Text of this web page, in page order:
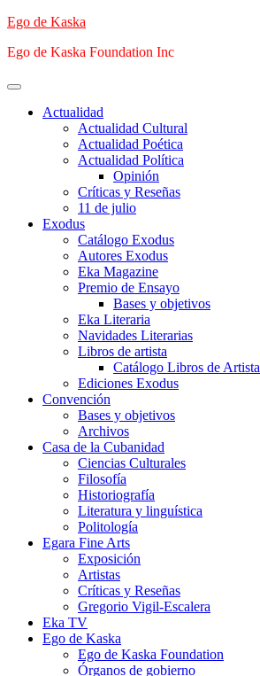
Saltar
contenido
Ego de Kaska
Ego de Kaska Foundation Inc
Menú
principalActualidad
Actualidad Cultural
Actualidad Poética
Actualidad Política
Opinión
Críticas y Reseñas
11 de julio
Exodus
Catálogo Exodus
Autores Exodus
Eka Magazine
Premio de Ensayo
Bases y objetivos
Eka Literaria
Navidades Literarias
Libros de artista
Catálogo Libros de Artista
Ediciones Exodus
Convención
Bases y objetivos
Archivos
Casa de la Cubanidad
Ciencias Culturales
Filosofía
Historiografía
Literatura y linguística
Politología
Egara Fine Arts
Exposición
Artistas
Críticas y Reseñas
Gregorio Vigil-Escalera
Eka TV
Ego de Kaska
Ego de Kaska Foundation
Órganos de gobierno